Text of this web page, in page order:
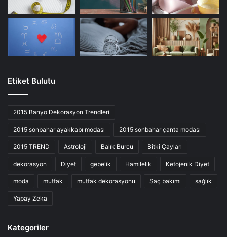
Etiket Bulutu
2015 Banyo Dekorasyon Trendleri
2015 sonbahar ayakkabı modası 2015 sonbahar çanta modası
2015 TREND Astroloji Balık Burcu Bitki Çayları
dekorasyon Diyet gebelik Hamilelik Ketojenik Diyet
moda mutfak mutfak dekorasyonu Saç bakımı sağlık
Yapay Zeka
Kategoriler